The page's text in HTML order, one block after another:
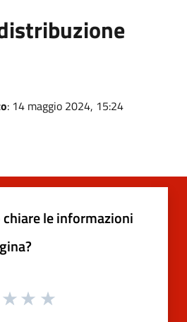
: 14 maggio 2024, 15:24
le informazioni